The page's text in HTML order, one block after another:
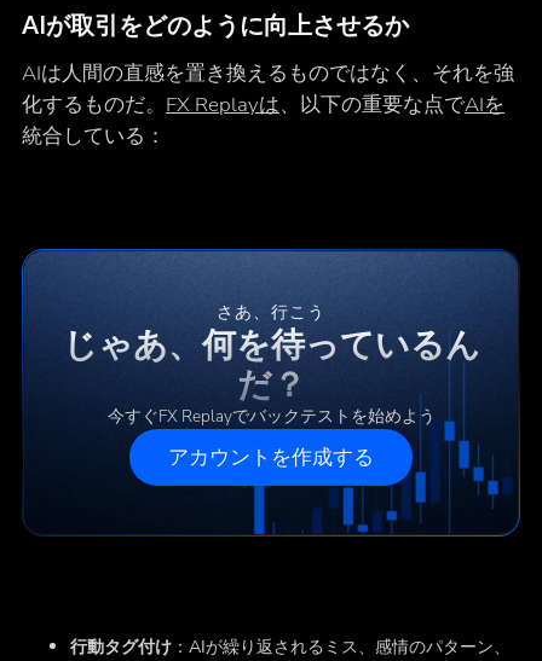
AIが取引をどのように向上させるか
AIは人間の直感を置き換えるものではなく、それを強
化するものだ。 FX Replayは、以下の重要な点でAIを
統合している：
さあ、行こう
じゃあ、何を待っているん
だ？
今すぐFX Replayでバックテストを始めよう
アカウントを作成する
行動タグ付け：AIが繰り返されるミス、感情のパターン、